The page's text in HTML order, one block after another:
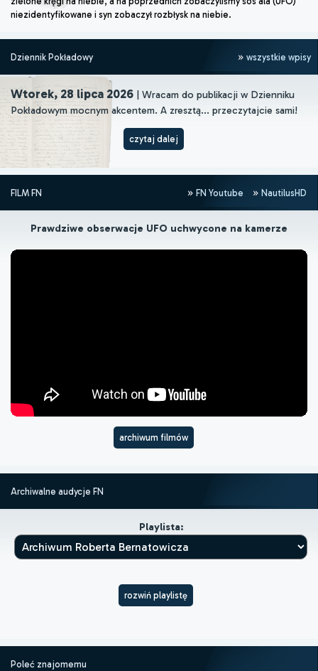
niezidentyfikowane i syn zobaczył rozbłysk na niebie.
Dziennik Pokładowy wszystkie wpisy
Wtorek, 28 lipca 2026 | Wracam do publikacji w Dzienniku
Pokładowym mocnym akcentem. A zresztą... przeczytajcie sami!
czytaj dalej
FILM FN FN Youtube NautilusHD
Prawdziwe obserwacje UFO uchwycone na kamerze
archiwum filmów
Archiwalne audycje FN
Playlista:
rozwiń playlistę
Poleć znajomemu